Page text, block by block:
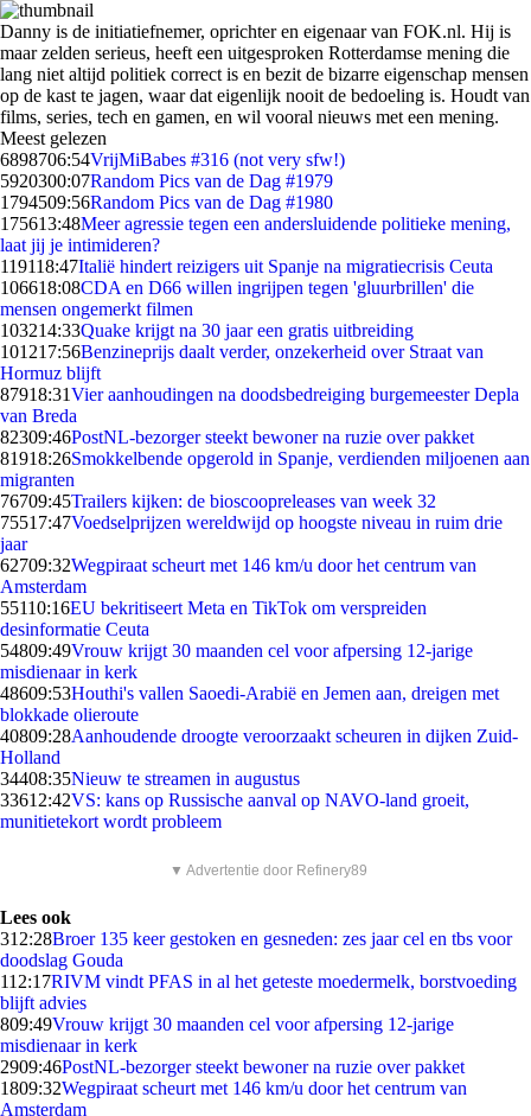
Danny is de initiatiefnemer, oprichter en eigenaar van FOK.nl. Hij is
maar zelden serieus, heeft een uitgesproken Rotterdamse mening die
lang niet altijd politiek correct is en bezit de bizarre eigenschap mensen
op de kast te jagen, waar dat eigenlijk nooit de bedoeling is. Houdt van
films, series, tech en gamen, en wil vooral nieuws met een mening.
Meest gelezen
6898706:54VrijMiBabes #316 (not very sfw!)
5920300:07Random Pics van de Dag #1979
1794509:56Random Pics van de Dag #1980
175613:48Meer agressie tegen een andersluidende politieke mening,
laat jij je intimideren?
119118:47Italië hindert reizigers uit Spanje na migratiecrisis Ceuta
106618:08CDA en D66 willen ingrijpen tegen 'gluurbrillen' die
mensen ongemerkt filmen
103214:33Quake krijgt na 30 jaar een gratis uitbreiding
101217:56Benzineprijs daalt verder, onzekerheid over Straat van
Hormuz blijft
87918:31Vier aanhoudingen na doodsbedreiging burgemeester Depla
van Breda
82309:46PostNL-bezorger steekt bewoner na ruzie over pakket
81918:26Smokkelbende opgerold in Spanje, verdienden miljoenen aan
migranten
76709:45Trailers kijken: de bioscoopreleases van week 32
75517:47Voedselprijzen wereldwijd op hoogste niveau in ruim drie
jaar
62709:32Wegpiraat scheurt met 146 km/u door het centrum van
Amsterdam
55110:16EU bekritiseert Meta en TikTok om verspreiden
desinformatie Ceuta
54809:49Vrouw krijgt 30 maanden cel voor afpersing 12-jarige
misdienaar in kerk
48609:53Houthi's vallen Saoedi-Arabië en Jemen aan, dreigen met
blokkade olieroute
40809:28Aanhoudende droogte veroorzaakt scheuren in dijken Zuid-
Holland
34408:35Nieuw te streamen in augustus
33612:42VS: kans op Russische aanval op NAVO-land groeit,
munitietekort wordt probleem
▼ Advertentie door Refinery89
Lees ook
312:28Broer 135 keer gestoken en gesneden: zes jaar cel en tbs voor
doodslag Gouda
112:17RIVM vindt PFAS in al het geteste moedermelk, borstvoeding
blijft advies
809:49Vrouw krijgt 30 maanden cel voor afpersing 12-jarige
misdienaar in kerk
2909:46PostNL-bezorger steekt bewoner na ruzie over pakket
1809:32Wegpiraat scheurt met 146 km/u door het centrum van
Amsterdam